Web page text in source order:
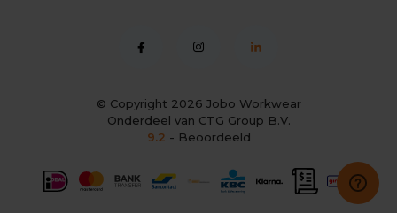
© Copyright 2026 Jobo Workwear
Onderdeel van CTG Group B.V.
9.2 - Beoordeeld